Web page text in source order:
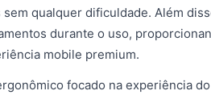
qualquer dificuldade. Além
durante o uso,
mobile premium.
focado na experiência